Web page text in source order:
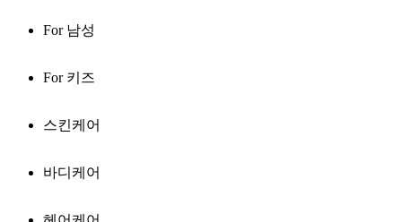
For 남성
For 키즈
스킨케어
바디케어